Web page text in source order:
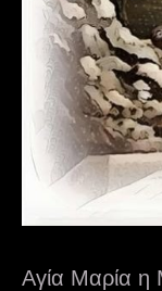
Αγία Μαρία η